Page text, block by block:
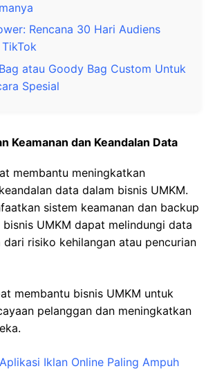
Rencana 30 Hari Audiens
atau Goody Bag Custom Untuk
Spesial
Keamanan dan Keandalan Data
membantu meningkatkan
data dalam bisnis UMKM.
sistem keamanan dan backup
UMKM dapat melindungi data
dari risiko kehilangan atau pencurian
membantu bisnis UMKM untuk
pelanggan dan meningkatkan
Iklan Online Paling Ampuh